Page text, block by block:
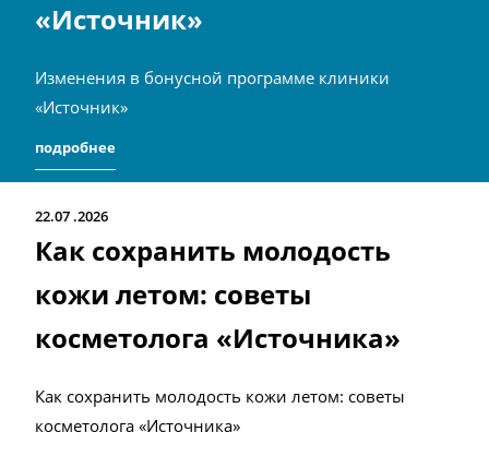
«Источник»
Изменения в бонусной программе клиники
«Источник»
подробнее
22.07 2026
Как сохранить молодость
кожи летом: советы
косметолога «Источника»
Как сохранить молодость кожи летом: советы
косметолога «Источника»